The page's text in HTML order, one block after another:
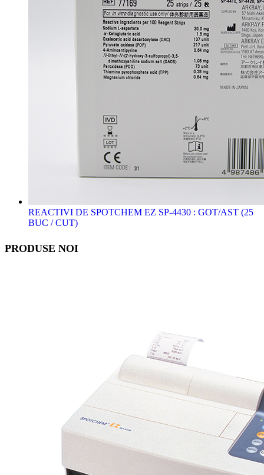
REACTIVI DE SPOTCHEM EZ SP-4430 : GOT/AST (25
BUC / CUT)
PRODUSE NOI